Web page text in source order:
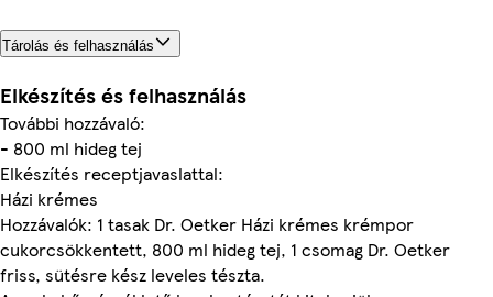
Tárolás és felhasználás
Elkészítés és felhasználás
További hozzávaló:
- 800 ml hideg tej
Elkészítés receptjavaslattal:
Házi krémes
Hozzávalók: 1 tasak Dr. Oetker Házi krémes krémpor
cukorcsökkentett, 800 ml hideg tej, 1 csomag Dr. Oetker
friss, sütésre kész leveles tészta.